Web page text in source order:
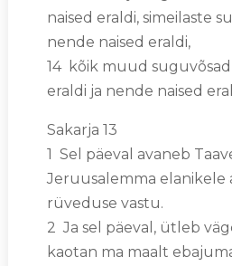
naised eraldi, simeilaste
nende naised eraldi,
14 kõik muud suguvõsad
eraldi ja nende naised
Sakarja 13
1 Sel päeval avaneb
Jeruusalemma elanikele
rüveduse vastu.
2 Ja sel päeval, ütleb
kaotan ma maalt